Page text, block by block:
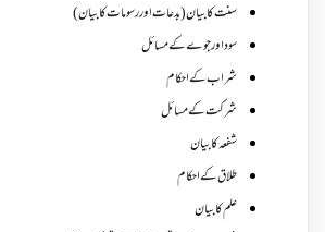
سنت کا بیان (بدعات اور رسومات کا بیان)
سود اور جوے کے مسائل
شراب کے احکام
شرکت کے مسائل
شفعہ کا بیان
طلاق کے احکام
علم کا بیان